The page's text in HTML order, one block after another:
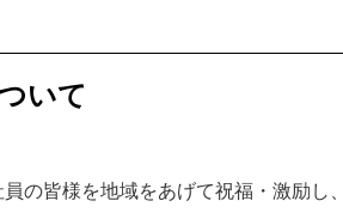
いて
の皆様を地域をあげて祝福・激励し